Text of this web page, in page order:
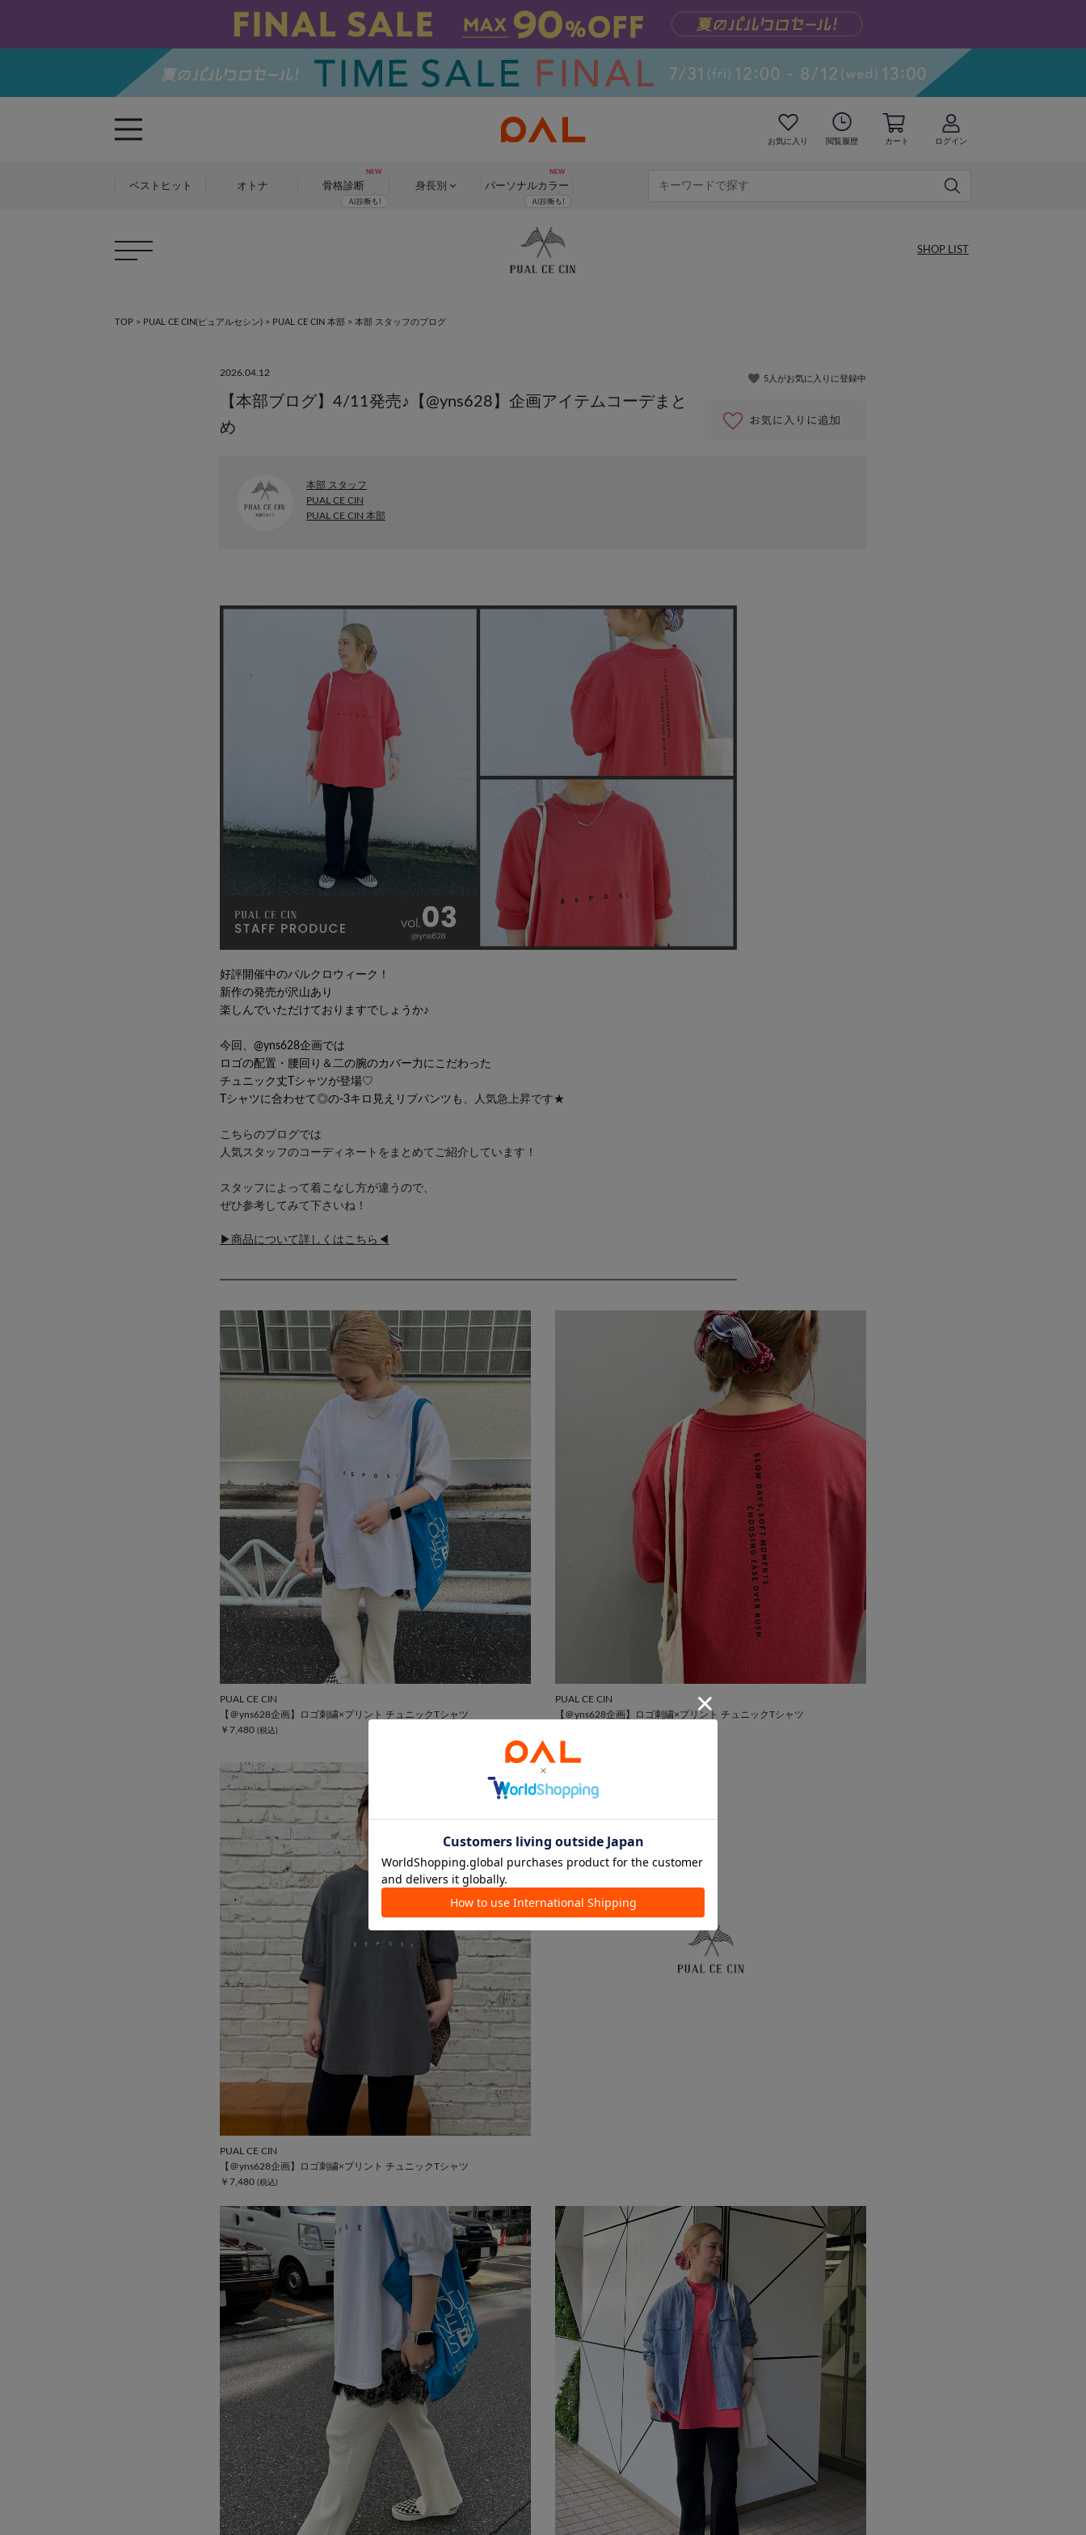
お気に入り 閲覧履歴 カート ログイン
ベストヒット オトナ 骨格診断 身長別 パーソナルカラー
SHOP LIST
TOP > PUAL CE CIN(ピュアルセシン) > PUAL CE CIN 本部 > 本部 スタッフのブログ
2026.04.12
【本部ブログ】4/11発売♪【@yns628】企画アイテムコーデまと
め
5人がお気に入りに登録中
本部 スタッフ
PUAL CE CIN
PUAL CE CIN 本部
好評開催中のパルクロウィーク！
新作の発売が沢山あり
楽しんでいただけておりますでしょうか♪
今回、@yns628企画では
ロゴの配置・腰回り＆二の腕のカバー力に こだわった
チュニック丈Tシャツが登場♡
Tシャツに合わせて◎の-3キロ見えリブパンツも、
人気急上昇です★
こちらのブログでは
人気スタッフのコーディネートをまとめてご紹介しています！
スタッフによって着こなし方が違うので、
ぜひ参考してみて下さいね！
▶商品について詳しくはこちら◀
PUAL CE CIN
【＠yns628企画】ロゴ刺繍×プリント チュニックTシャツ
￥7,480
PUAL CE CIN
【＠yns628企画】ロゴ刺繍×プリント チュニックTシャツ
PUAL CE CIN
【＠yns628企画】ロゴ刺繍×プリント チュニックTシャツ
￥7,480